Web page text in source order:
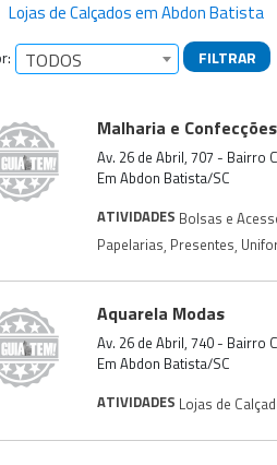
Lojas de Calçados em Abdon Batista
TODOS FILTRAR
Malharia e
Av. 26 de Abril, 707 - Bairro
Em Abdon Batista/SC
ATIVIDADES Bolsas e
Papelarias, Presentes,
Aquarela Modas
Av. 26 de Abril, 740 - Bairro
Em Abdon Batista/SC
ATIVIDADES Lojas de